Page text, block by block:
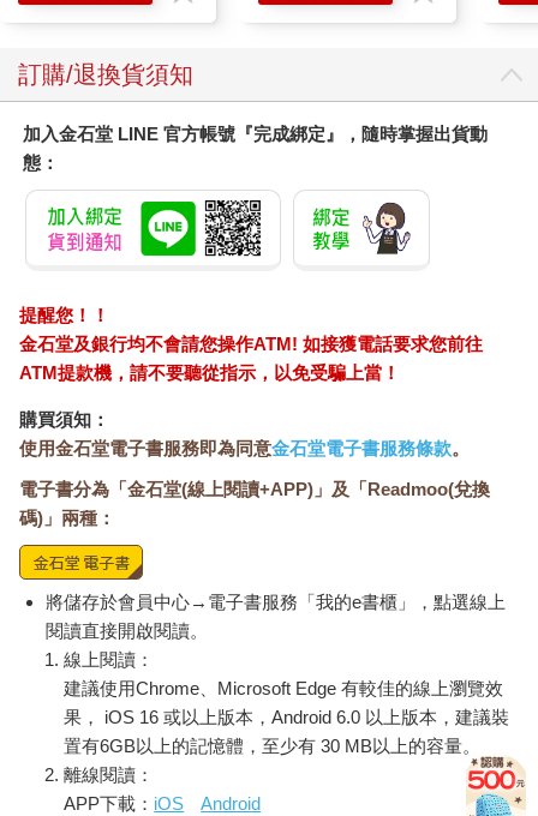
訂購/退換貨須知
加入金石堂 LINE 官方帳號『完成綁定』，隨時掌握出貨動
態：
提醒您！！
金石堂及銀行均不會請您操作ATM! 如接獲電話要求您前往
ATM提款機，請不要聽從指示，以免受騙上當！
購買須知：
使用金石堂電子書服務即為同意金石堂電子書服務條款。
電子書分為「金石堂(線上閱讀+APP)」及「Readmoo(兌換
碼)」兩種：
將儲存於會員中心→電子書服務「我的e書櫃」，點選線上
閱讀直接開啟閱讀。
線上閱讀：
建議使用Chrome、Microsoft Edge 有較佳的線上瀏覽效
果， iOS 16 或以上版本，Android 6.0 以上版本，建議裝
置有6GB以上的記憶體，至少有 30 MB以上的容量。
離線閱讀：
APP下載： iOS
Android